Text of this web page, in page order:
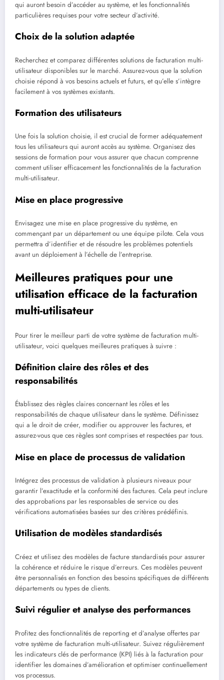
qui auront besoin d’accéder au système, et les fonctionnalités
particulières requises pour votre secteur d’activité.
Choix de la solution adaptée
Recherchez et comparez différentes solutions de facturation multi-
utilisateur disponibles sur le marché. Assurez-vous que la solution
choisie répond à vos besoins actuels et futurs, et qu’elle s’intègre
facilement à vos systèmes existants.
Formation des utilisateurs
Une fois la solution choisie, il est crucial de former adéquatement
tous les utilisateurs qui auront accès au système. Organisez des
sessions de formation pour vous assurer que chacun comprenne
comment utiliser efficacement les fonctionnalités de la facturation
multi-utilisateur.
Mise en place progressive
Envisagez une mise en place progressive du système, en
commençant par un département ou une équipe pilote. Cela vous
permettra d’identifier et de résoudre les problèmes potentiels
avant un déploiement à l’échelle de l’entreprise.
Meilleures pratiques pour une
utilisation efficace de la facturation
multi-utilisateur
Pour tirer le meilleur parti de votre système de facturation multi-
utilisateur, voici quelques meilleures pratiques à suivre :
Définition claire des rôles et des
responsabilités
Établissez des règles claires concernant les rôles et les
responsabilités de chaque utilisateur dans le système. Définissez
qui a le droit de créer, modifier ou approuver les factures, et
assurez-vous que ces règles sont comprises et respectées par tous.
Mise en place de processus de validation
Intégrez des processus de validation à plusieurs niveaux pour
garantir l’exactitude et la conformité des factures. Cela peut inclure
des approbations par les responsables de service ou des
vérifications automatisées basées sur des critères prédéfinis.
Utilisation de modèles standardisés
Créez et utilisez des modèles de facture standardisés pour assurer
la cohérence et réduire le risque d’erreurs. Ces modèles peuvent
être personnalisés en fonction des besoins spécifiques de différents
départements ou types de clients.
Suivi régulier et analyse des performances
Profitez des fonctionnalités de reporting et d’analyse offertes par
votre système de facturation multi-utilisateur. Suivez régulièrement
les indicateurs clés de performance (KPI) liés à la facturation pour
identifier les domaines d’amélioration et optimiser continuellement
vos processus.